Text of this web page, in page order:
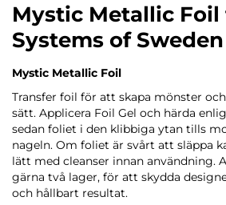
Mystic Metallic Foil
Systems of Sweden
Mystic Metallic Foil
Transfer foil för att skapa mönster
sätt. Applicera Foil Gel och härda
sedan foliet i den klibbiga ytan tills
nageln. Om foliet är svårt att släppa
lätt med cleanser innan användning.
gärna två lager, för att skydda
och hållbart resultat.